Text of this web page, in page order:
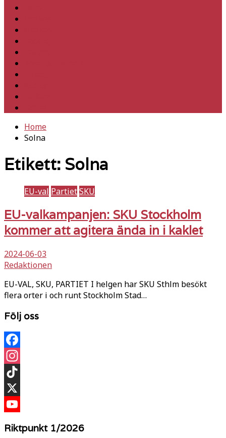
Home
Solna
Etikett: Solna
EU-val PartietSKU
EU-valkampanjen: SKU Stockholm
kommer att agitera ända in i kaklet
2024-06-03
Redaktionen
EU-VAL, SKU, PARTIET I helgen har SKU Sthlm besökt
flera orter i och runt Stockholm Stad…
Följ oss
Facebook
Instagram
TikTok
X
Riktpunkt 1/2026